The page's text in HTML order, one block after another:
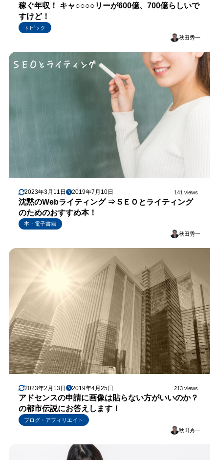
稼ぐ年収！ キャ○○○○リーが600億、700億らしいで
すけど！
トピック
秋田秀一
2023年3月11日 2019年7月10日 141 views
沈黙のWebライティング ⇒ SＥＯとライティング
のためのおすすめ本！
本・電子書籍
秋田秀一
2023年2月13日 2019年4月25日 213 views
アドセンスの申請に画像は貼らない方がいいのか？
の都市伝説にお答えします！
ブログ・アフィリエイト
秋田秀一